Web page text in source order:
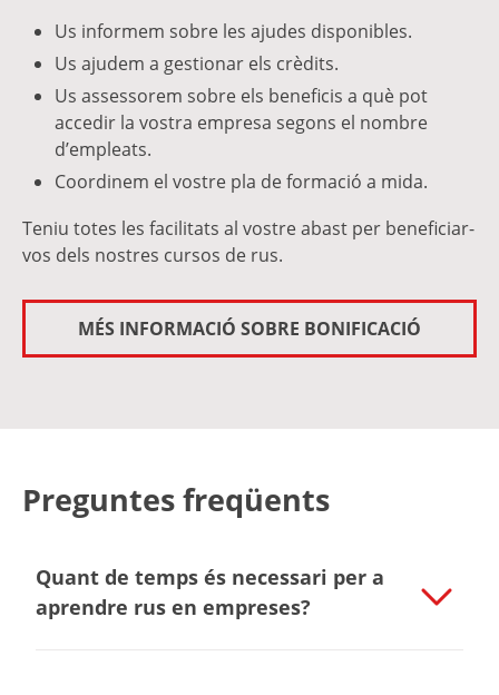
Us informem sobre les ajudes disponibles.
Us ajudem a gestionar els crèdits.
Us assessorem sobre els beneficis a què pot
accedir la vostra empresa segons el nombre
d’empleats.
Coordinem el vostre pla de formació a mida.
Teniu totes les facilitats al vostre abast per beneficiar-
vos dels nostres cursos de rus.
MÉS INFORMACIÓ SOBRE BONIFICACIÓ
Preguntes freqüents
Quant de temps és necessari per a
aprendre rus en empreses?